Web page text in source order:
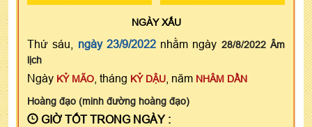
NGÀYXẤU
Thứ sáu, ngày 23/9/2022nhằm ngày 28/8/2022 Âm
lịch
Ngày KỶ MÃO , tháng KỶ DẬU , năm NHÂM DẦN
Hoàng đạo (minh đường hoàng đạo)
GIỜ TỐT TRONG NGÀY :